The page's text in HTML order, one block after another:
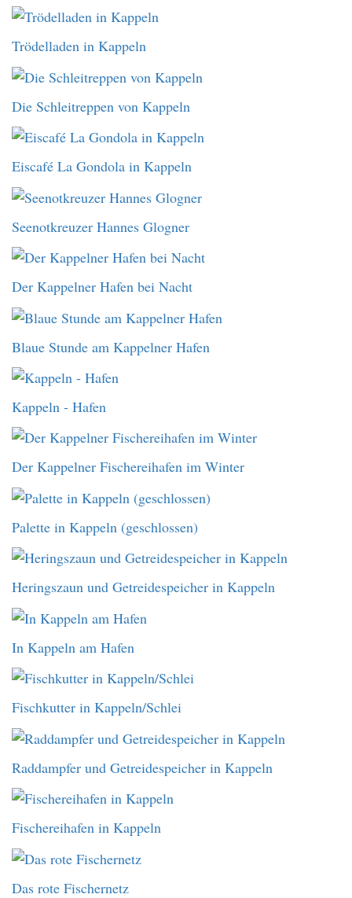
Trödelladen in Kappeln
Die Schleitreppen von Kappeln
Eiscafé La Gondola in Kappeln
Seenotkreuzer Hannes Glogner
Der Kappelner Hafen bei Nacht
Blaue Stunde am Kappelner Hafen
Kappeln - Hafen
Der Kappelner Fischereihafen im Winter
Palette in Kappeln (geschlossen)
Heringszaun und Getreidespeicher in Kappeln
In Kappeln am Hafen
Fischkutter in Kappeln/Schlei
Raddampfer und Getreidespeicher in Kappeln
Fischereihafen in Kappeln
Das rote Fischernetz